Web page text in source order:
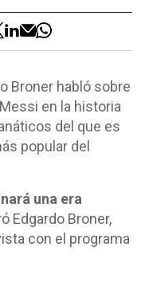
Broner habló sobre
en la historia
del que es
popular del
una era
Edgardo Broner,
con el programa